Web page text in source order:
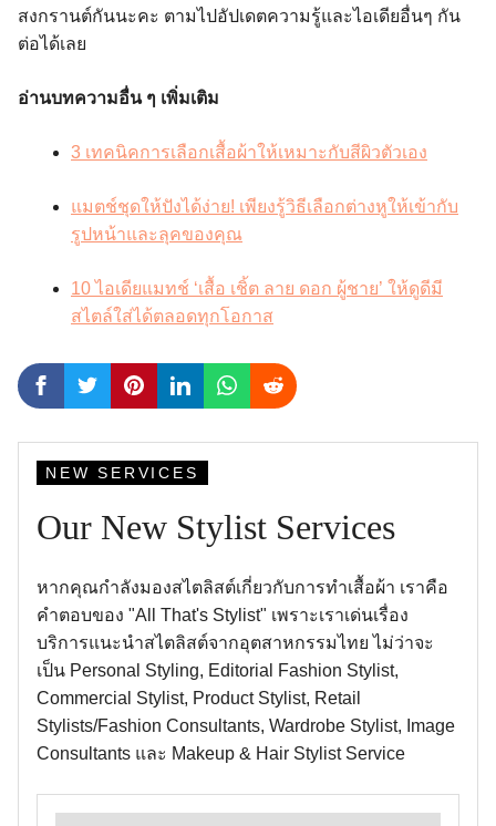
สงกรานต์กันนะคะ ตามไปอัปเดตความรู้และไอเดียอื่นๆ กัน
ต่อได้เลย
อ่านบทความอื่น ๆ เพิ่มเติม
3 เทคนิคการเลือกเสื้อผ้าให้เหมาะกับสีผิวตัวเอง
แมตช์ชุดให้ปังได้ง่าย! เพียงรู้วิธีเลือกต่างหูให้เข้ากับ
รูปหน้าและลุคของคุณ
10 ไอเดียแมทช์ ‘เสื้อ เชิ้ต ลาย ดอก ผู้ชาย’ ให้ดูดีมี
สไตล์ใส่ได้ตลอดทุกโอกาส
NEW SERVICES
Our New Stylist Services
หากคุณกำลังมองสไตลิสต์เกี่ยวกับการทำเสื้อผ้า เราคือ
คำตอบของ "All That's Stylist" เพราะเราเด่นเรื่อง
บริการแนะนำสไตลิสต์จากอุตสาหกรรมไทย ไม่ว่าจะ
เป็น Personal Styling, Editorial Fashion Stylist,
Commercial Stylist, Product Stylist, Retail
Stylists/Fashion Consultants, Wardrobe Stylist, Image
Consultants และ Makeup & Hair Stylist Service